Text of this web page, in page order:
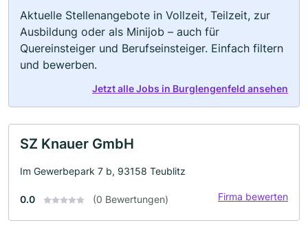
Aktuelle Stellenangebote in Vollzeit, Teilzeit, zur
Ausbildung oder als Minijob – auch für
Quereinsteiger und Berufseinsteiger. Einfach filtern
und bewerben.
Jetzt alle Jobs in Burglengenfeld ansehen
SZ Knauer GmbH
Im Gewerbepark 7 b, 93158 Teublitz
0.0 (0 Bewertungen) Firma bewerten